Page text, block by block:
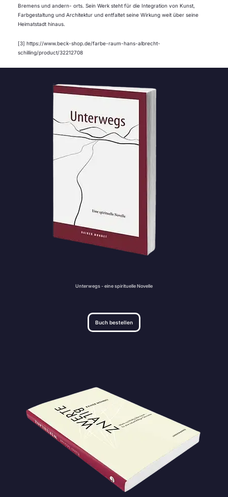
Bremens und andern- orts. Sein Werk steht für die Integration von Kunst,
Farbgestaltung und Architektur und entfaltet seine Wirkung weit über seine
Heimatstadt hinaus.
[3] https://www.beck-shop.de/farbe-raum-hans-albrecht-
schilling/product/32212708
Buch bestellen
Unterwegs - eine spirituelle Novelle